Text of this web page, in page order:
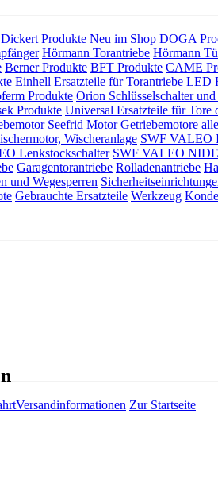
Dickert Produkte Neu im Shop DOGA
Hörmann Torantriebe Hörmann
Berner Produkte BFT Produkte CAME
Einhell Ersatzteile für Torantriebe LED
Produkte Orion Schlüsselschalter und
Produkte Universal Ersatzteile für Tore
Seefrid Motor Getriebemotore
Wischeranlage SWF VALEO
Lenkstockschalter SWF VALEO
Garagentorantriebe Rolladenantriebe
und Wegesperren
Gebrauchte Ersatzteile Werkzeug
Versandinformationen Zur Startseite